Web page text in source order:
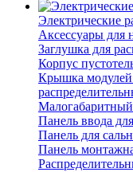
Электрические
Аксессуары для
Заглушка для
Корпус
Крышка модулей
Панель ввода
Панель для
Панель